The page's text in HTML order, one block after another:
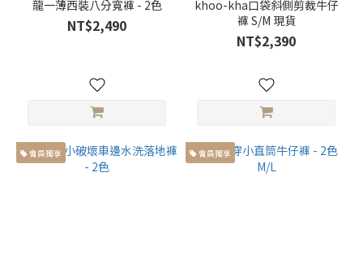
龍一薄西裝八分寬褲 - 2色
NT$2,490
khoo-kha口袋斜側剪裁牛仔
褲 S/M 現貨
NT$2,390
會員獨享 會員獨享